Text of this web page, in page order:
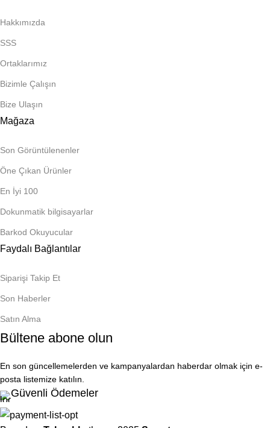
Hakkımızda
SSS
Ortaklarımız
Bizimle Çalışın
Bize Ulaşın
Mağaza
Son Görüntülenenler
Öne Çıkan Ürünler
En İyi 100
Dokunmatik bilgisayarlar
Barkod Okuyucular
Faydalı Bağlantılar
Siparişi Takip Et
Son Haberler
Satın Alma
Bültene abone olun
En son güncellemelerden ve kampanyalardan haberdar olmak için e-
posta listemize katılın.
Güvenli Ödemeler